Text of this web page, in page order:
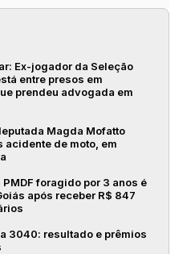
Ex-jogador da Seleção
entre presos em
prendeu advogada em
Magda Mofatto
acidente de moto, em
PMDF foragido por 3 anos é
após receber R$ 847
3040: resultado e prêmios